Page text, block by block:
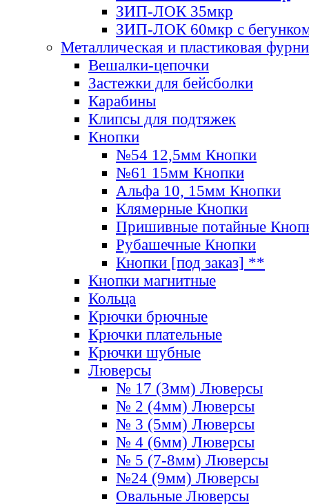
ЗИП-ЛОК 35мкр
ЗИП-ЛОК 60мкр с
Металлическая и пластиковая
Вешалки-цепочки
Застежки для бейсболки
Карабины
Клипсы для подтяжек
Кнопки
№54 12,5мм Кнопки
№61 15мм Кнопки
Альфа 10, 15мм Кнопки
Клямерные Кнопки
Пришивные потайные
Рубашечные Кнопки
Кнопки [под заказ] **
Кнопки магнитные
Кольца
Крючки брючные
Крючки плательные
Крючки шубные
Люверсы
№ 17 (3мм) Люверсы
№ 2 (4мм) Люверсы
№ 3 (5мм) Люверсы
№ 4 (6мм) Люверсы
№ 5 (7-8мм) Люверсы
№24 (9мм) Люверсы
Овальные Люверсы